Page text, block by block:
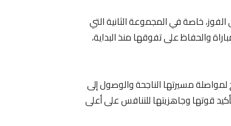
خاصة في المجموعة الثانية التي
والحفاظ على تفوقها منذ البداية،
لمواصلة مسيرتها الناجحة والوصول إلى
قوتها وجاهزيتها للتنافس على أعلى